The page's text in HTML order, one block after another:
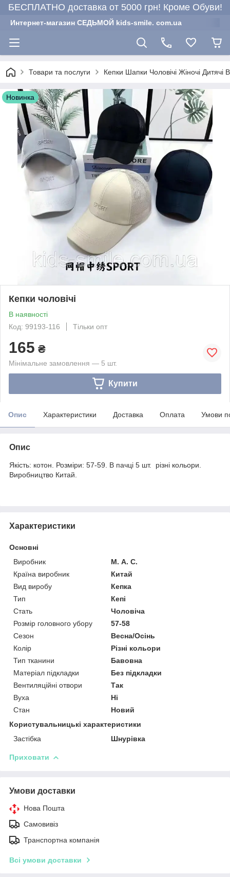
БЕСПЛАТНО доставка от 5000 грн! Кроме Обуви!
Интернет-магазин СЕДЬМОЙ kids-smile. com.ua
Товари та послуги Кепки Шапки Чоловічі Жіночі Дитячі
Новинка
Кепки чоловічі
В наявності
Код: 99193-116
Тільки опт
165 ₴
Мінімальне замовлення — 5 шт.
Купити
Опис Характеристики Доставка Оплата Умови
Опис
Якість: котон. Розміри: 57-59. В пачці 5 шт. різні кольори.
Виробництво Китай.
Характеристики
Основні
Виробник
М. А. С.
Країна виробник
Китай
Вид виробу
Кепка
Тип
Кепі
Стать
Чоловіча
Розмір головного убору
57-58
Сезон
Весна/Осінь
Колір
Різні кольори
Тип тканини
Бавовна
Матеріал підкладки
Без підкладки
Вентиляційні отвори
Так
Вуха
Ні
Стан
Новий
Користувальницькі характеристики
Застібка
Шнурівка
Приховати
Умови доставки
Нова Пошта
Самовивіз
Транспортна компанія
Всі умови доставки